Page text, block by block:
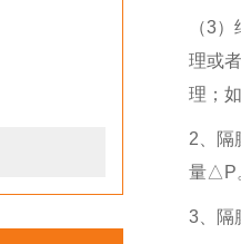
（3
理或
理；
2、隔
量△P
3、隔